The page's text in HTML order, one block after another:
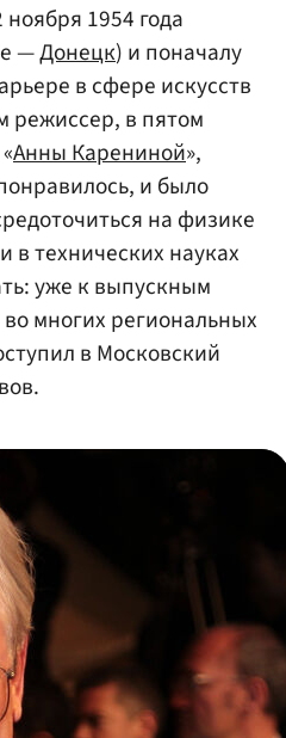
1954 года
—Донецк) и поначалу
в сфере искусств
режиссер, в пятом
Анны Карениной»,
и было
на физике
в технических науках
уже к выпускным
многих региональных
в Московский